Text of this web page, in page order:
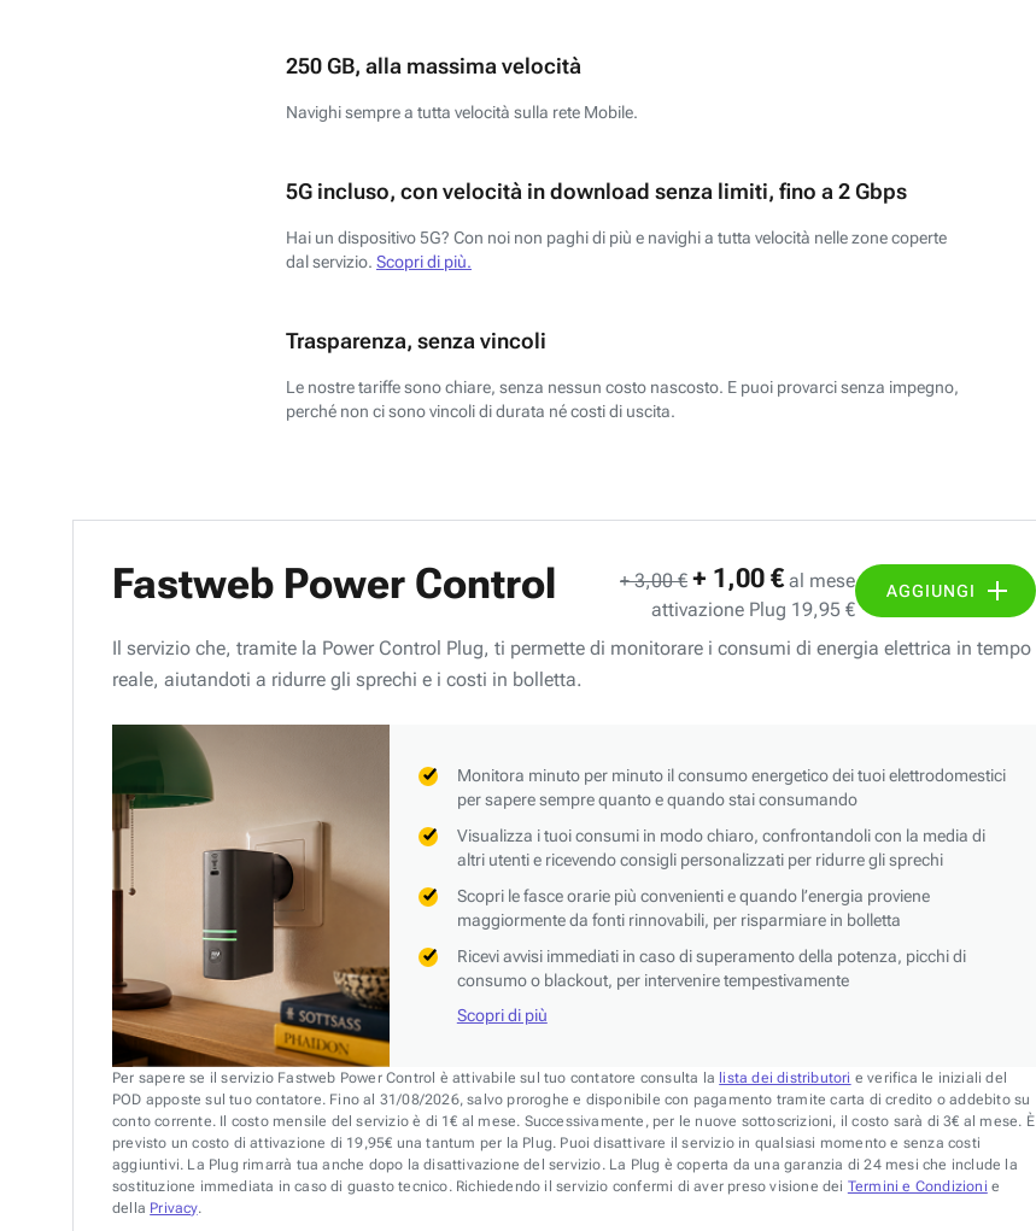
250 GB, alla massima velocità
Navighi sempre a tutta velocità sulla rete Mobile.
5G incluso, con velocità in download senza limiti, fino a 2 Gbps
Hai un dispositivo 5G? Con noi non paghi di più e navighi a tutta velocità nelle zone coperte
dal servizio. Scopri di più.
Trasparenza, senza vincoli
Le nostre tariffe sono chiare, senza nessun costo nascosto. E puoi provarci senza impegno,
perché non ci sono vincoli di durata né costi di uscita.
Fastweb Power Control + 3,00 € + 1,00 € al mese
attivazione Plug 19,95 €
AGGIUNGI
Il servizio che, tramite la Power Control Plug, ti permette di monitorare i consumi di energia elettrica in tempo
reale, aiutandoti a ridurre gli sprechi e i costi in bolletta.
Monitora minuto per minuto il consumo energetico dei tuoi elettrodomestici
per sapere sempre quanto e quando stai consumando
Visualizza i tuoi consumi in modo chiaro, confrontandoli con la media di
altri utenti e ricevendo consigli personalizzati per ridurre gli sprechi
Scopri le fasce orarie più convenienti e quando l’energia proviene
maggiormente da fonti rinnovabili, per risparmiare in bolletta
Ricevi avvisi immediati in caso di superamento della potenza, picchi di
consumo o blackout, per intervenire tempestivamente
Scopri di più
Per sapere se il servizio Fastweb Power Control è attivabile sul tuo contatore consulta la lista dei distributori e verifica le iniziali del
POD apposte sul tuo contatore. Fino al 31/08/2026, salvo proroghe e disponibile con pagamento tramite carta di credito o addebito su
conto corrente. Il costo mensile del servizio è di 1€ al mese. Successivamente, per le nuove sottoscrizioni, il costo sarà di 3€ al mese. È
previsto un costo di attivazione di 19,95€ una tantum per la Plug. Puoi disattivare il servizio in qualsiasi momento e senza costi
aggiuntivi. La Plug rimarrà tua anche dopo la disattivazione del servizio. La Plug è coperta da una garanzia di 24 mesi che include la
sostituzione immediata in caso di guasto tecnico. Richiedendo il servizio confermi di aver preso visione dei Termini e Condizioni e
della Privacy.